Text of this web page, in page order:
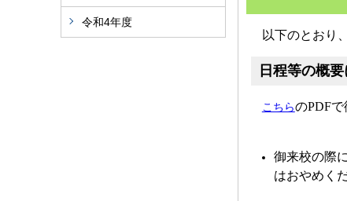
令和4年度
以下のとおり
日程等の概
こちらのPDFで
御来校の際
はおやめく